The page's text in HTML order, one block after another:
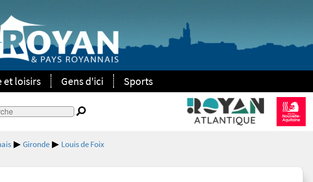
et loisirs Gens d'ici Sports
Gironde Louis de Foix